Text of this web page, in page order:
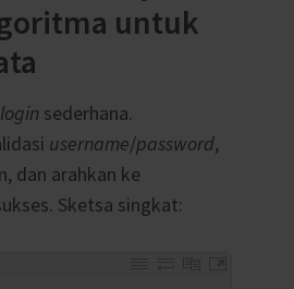
untuk
login sederhana.
username/password,
dan arahkan ke
Sketsa singkat: